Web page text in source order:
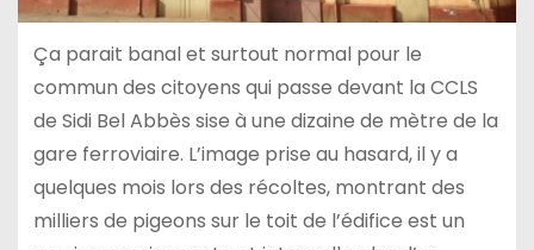
Ça parait banal et surtout normal pour le
commun des citoyens qui passe devant la CCLS
de Sidi Bel Abbès sise à une dizaine de mètre de la
gare ferroviaire. L’image prise au hasard, il y a
quelques mois lors des récoltes, montrant des
milliers de pigeons sur le toit de l’édifice est un